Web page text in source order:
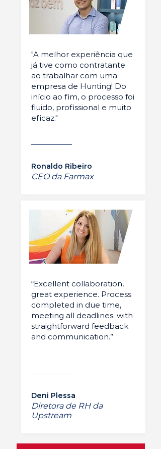
"A melhor experiência que
já tive como contratante
ao trabalhar com uma
empresa de Hunting! Do
início ao fim, o processo foi
fluido, profissional e muito
eficaz."
Ronaldo Ribeiro
CEO da Farmax
“Excellent collaboration,
great experience. Process
completed in due time,
meeting all deadlines. with
straightforward feedback
and communication.”
Deni Plessa
Diretora de RH da
Upstream